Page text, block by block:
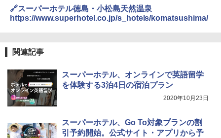
新しい日本地理 地図・統計・移動から読み
￥1,540
ENDLESS BASE 《めざましテレビで紹介》
テント ワンタッチ RENEW 幅200 2-3人用 43
500002(88859)
広げるだけ パッとサッとテント ブラックコ
ーティング フルクローズ メッシュ 3-4人用
￥9,990
￥6,999
付き ヒグマ・イノシシ対策 自治体・教育機
関の購入実績 登山・キャンプ・アウトドア・
￥3,680
🔗スーパーホテル徳島・小松島天然温泉
https://www.superhotel.co.jp/s_hotels/komatsushima/
関連記事
スーパーホテル、オンラインで英語留学
を体験する3泊4日の宿泊プラン
2020年10月23日
スーパーホテル、Go To対象プランの割
引予約開始。公式サイト・アプリから予